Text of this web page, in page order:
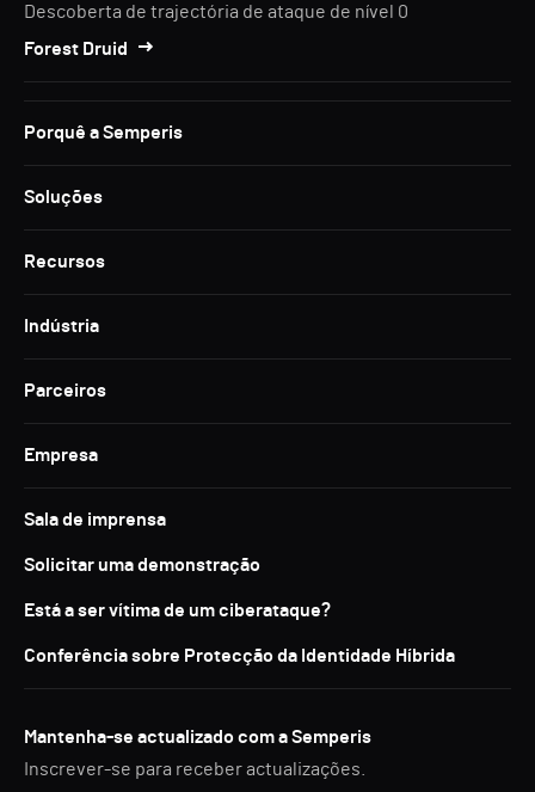
Descoberta de trajectória de ataque de nível 0
Forest Druid
Porquê a Semperis
Soluções
Recursos
Indústria
Parceiros
Empresa
Sala de imprensa
Solicitar uma demonstração
Está a ser vítima de um ciberataque?
Conferência sobre Protecção da Identidade Híbrida
Mantenha-se actualizado com a Semperis
Inscrever-se para receber actualizações.